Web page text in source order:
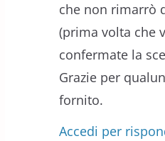
che non rimarrò
(prima volta che
confermate la
Grazie per
fornito.
Accedi per